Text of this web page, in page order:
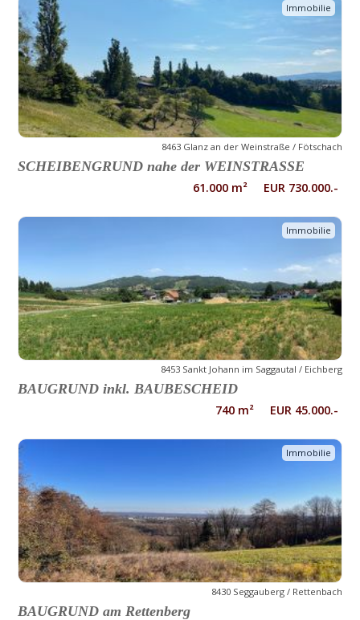
Immobilie
8463 Glanz an der Weinstraße / Fötschach
SCHEIBENGRUND nahe der WEINSTRASSE
61.000 m² EUR 730.000.-
Immobilie
8453 Sankt Johann im Saggautal / Eichberg
BAUGRUND inkl. BAUBESCHEID
740 m² EUR 45.000.-
Immobilie
8430 Seggauberg / Rettenbach
BAUGRUND am Rettenberg